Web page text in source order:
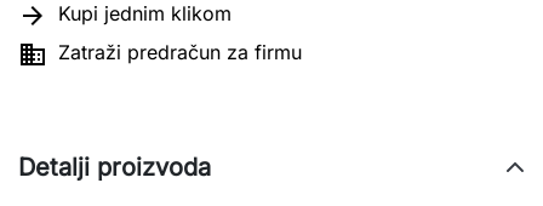
 Kupi jednim klikom
 Zatraži predračun za firmu
Detalji proizvoda